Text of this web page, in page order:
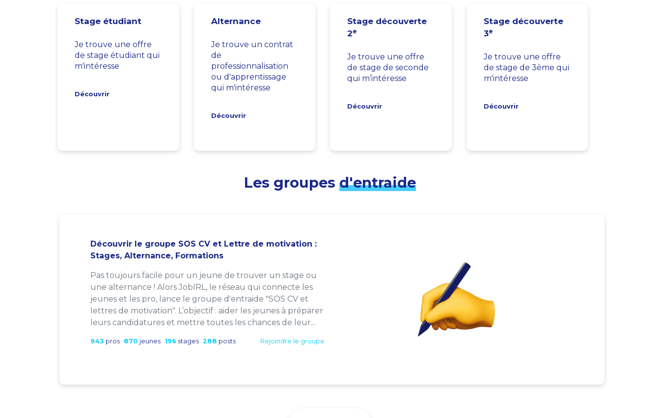
Stage étudiant
Je trouve une offre
de stage étudiant qui
m'intéresse
Découvrir
Alternance
Je trouve un contrat
de
professionnalisation
ou d'apprentissage
qui m'intéresse
Découvrir
Stage découverte
2e
Je trouve une offre
de stage de seconde
qui m’intéresse
Découvrir
Stage découverte
3e
Je trouve une offre
de stage de 3ème qui
m'intéresse
Découvrir
Les groupes d'entraide
Découvrir le groupe SOS CV et Lettre de motivation :
Stages, Alternance, Formations
Pas toujours facile pour un jeune de trouver un stage ou
une alternance ! Alors JobIRL, le réseau qui connecte les
jeunes et les pro, lance le groupe d'entraide "SOS CV et
lettres de motivation". L’objectif : aider les jeunes à préparer
leurs candidatures et mettre toutes les chances de leur...
943 pros 870 jeunes 196 stages 288 posts Rejoindre le groupe